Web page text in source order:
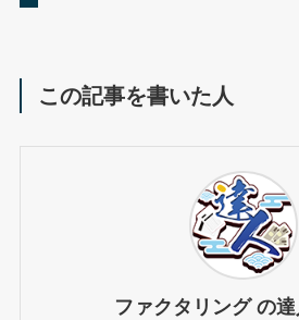
この記事を書いた人
ファクタリング の